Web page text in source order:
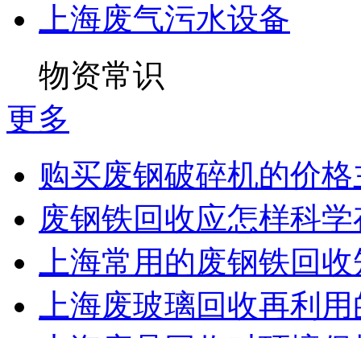
上海废气污水设备
物资常识
更多
购买废钢破碎机的价
废钢铁回收应怎样科
上海常用的废钢铁回
上海废玻璃回收再利